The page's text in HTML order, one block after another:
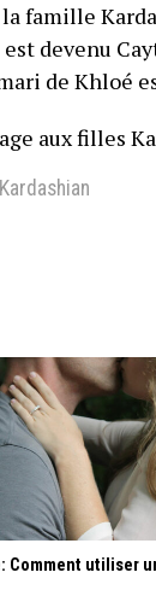
famille
devenu
de Khloé
aux filles
Comment utiliser